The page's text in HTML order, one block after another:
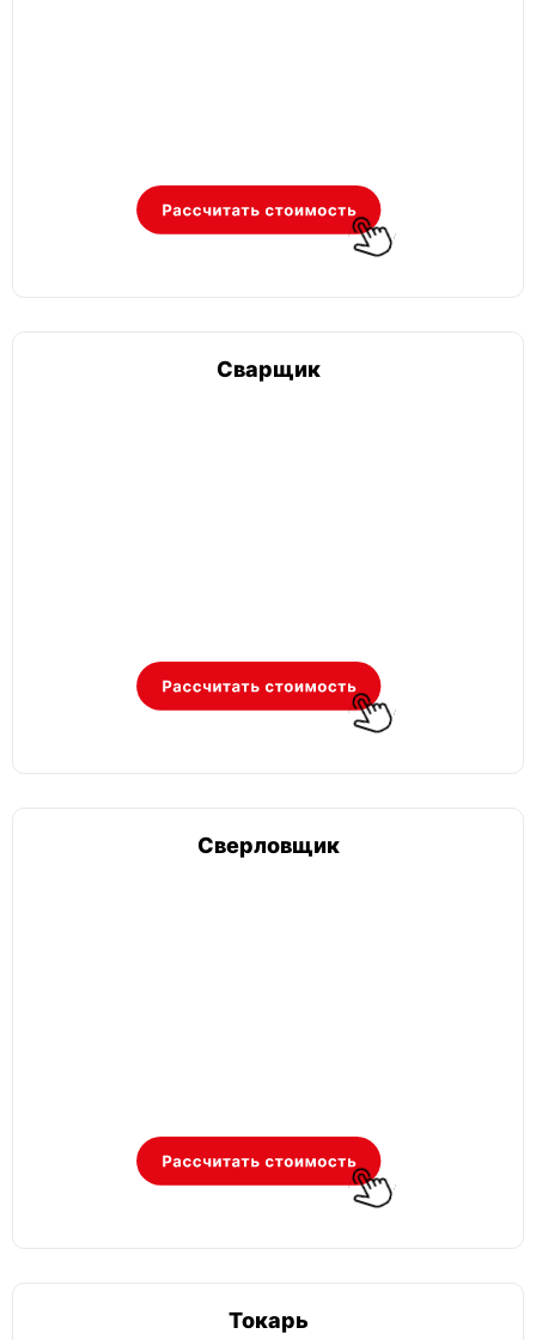
Сварщик
Сверловщик
Токарь